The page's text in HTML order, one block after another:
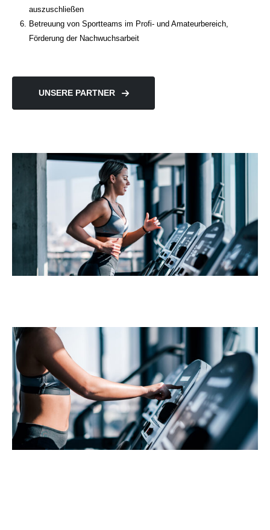
auszuschließen
Betreuung von Sportteams im Profi- und Amateurbereich,
Förderung der Nachwuchsarbeit
UNSERE PARTNER